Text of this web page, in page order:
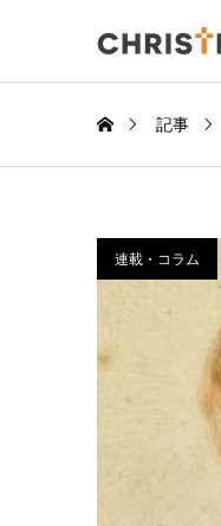
記事
連載・コラム